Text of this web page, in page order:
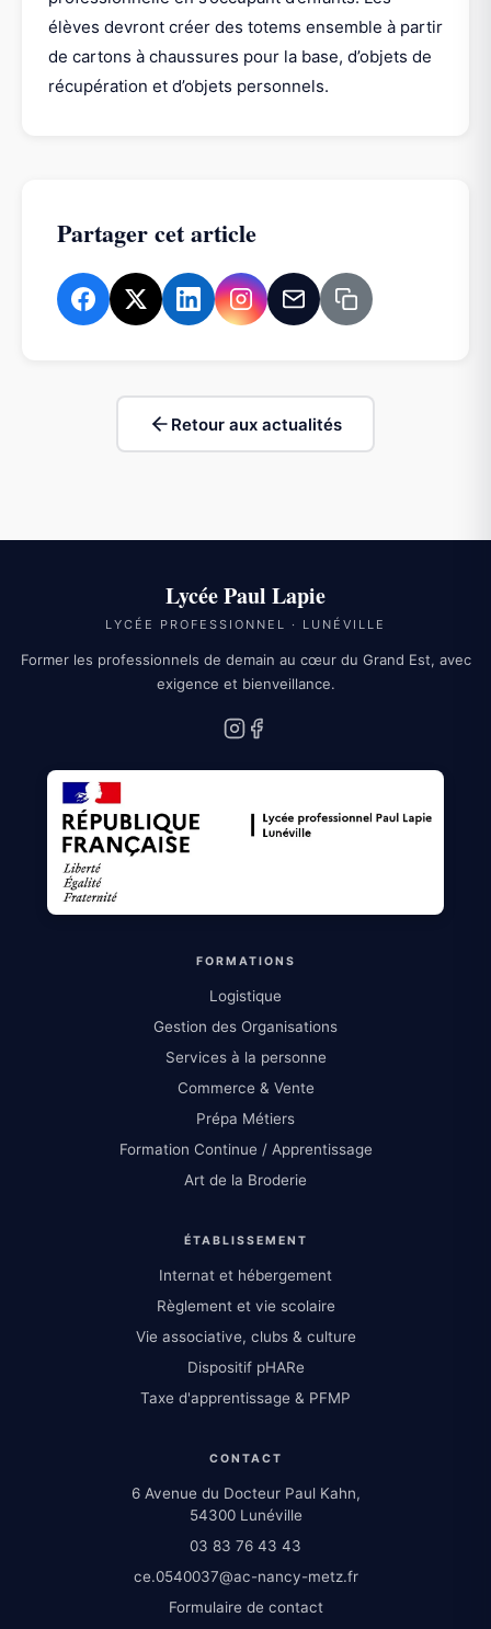
élèves devront créer des totems ensemble à partir
de cartons à chaussures pour la base, d’objets de
récupération et d’objets personnels.
Partager cet article
Retour aux actualités
Lycée Paul Lapie
LYCÉE PROFESSIONNEL · LUNÉVILLE
Former les professionnels de demain au cœur du Grand Est, avec
exigence et bienveillance.
Instagram
FORMATIONS
Logistique
Gestion des Organisations
Services à la personne
Commerce & Vente
Prépa Métiers
Formation Continue / Apprentissage
Art de la Broderie
ÉTABLISSEMENT
Internat et hébergement
Règlement et vie scolaire
Vie associative, clubs & culture
Dispositif pHARe
Taxe d'apprentissage & PFMP
CONTACT
6 Avenue du Docteur Paul Kahn,
54300 Lunéville
03 83 76 43 43
ce.0540037@ac-nancy-metz.fr
Formulaire de contact